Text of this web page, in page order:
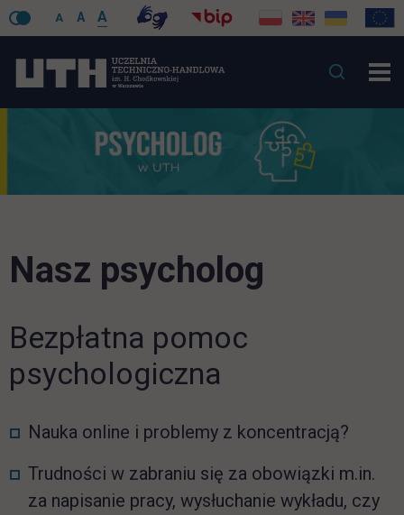
A A A
Nasz psycholog
Bezpłatna pomoc
psychologiczna
Nauka online i problemy z koncentracją?
Trudności w zabraniu się za obowiązki m.in.
za napisanie pracy, wysłuchanie wykładu, czy